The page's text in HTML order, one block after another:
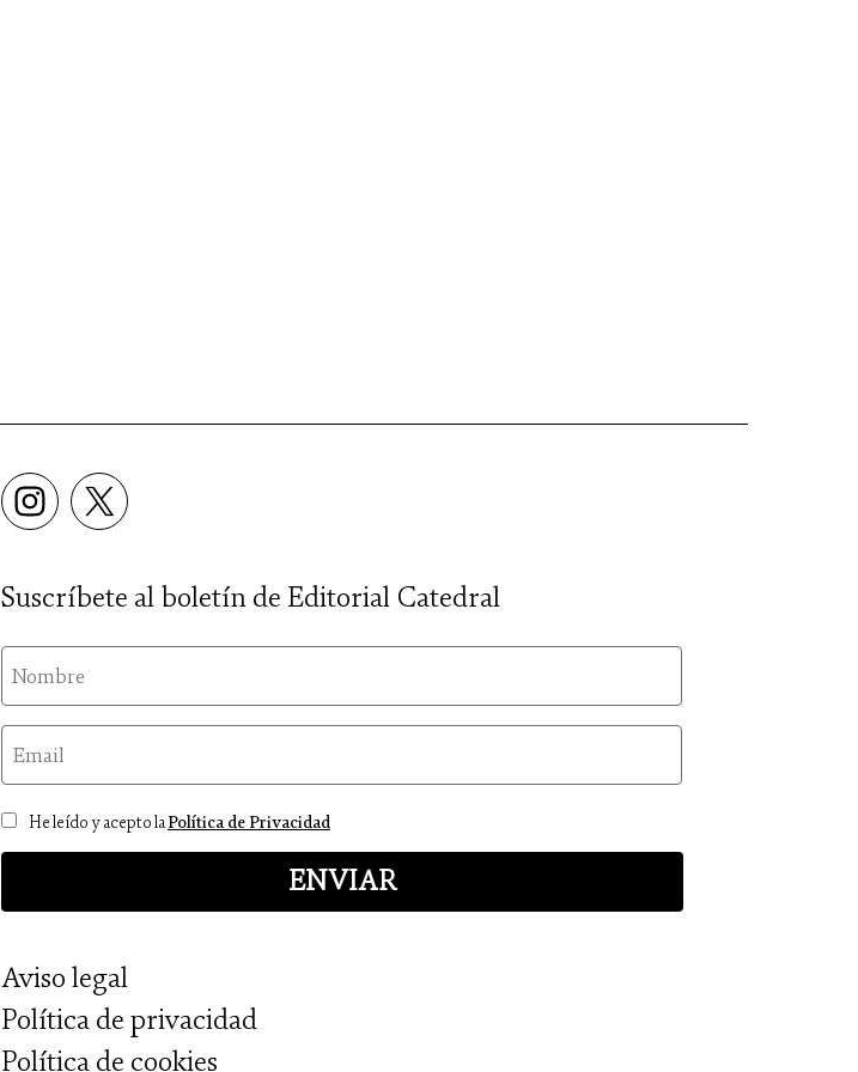
Suscríbete al boletín de Editorial Catedral
Consentimiento
He leído y acepto laPolítica de Privacidad
Aviso legal
Política de privacidad
Política de cookies